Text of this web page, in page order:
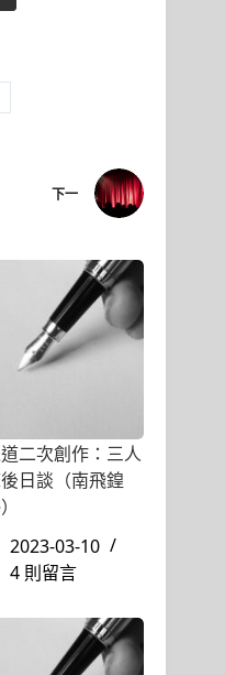
下一
二次創作：三人
日談（南飛鍠
2023-03-10
4 則留言